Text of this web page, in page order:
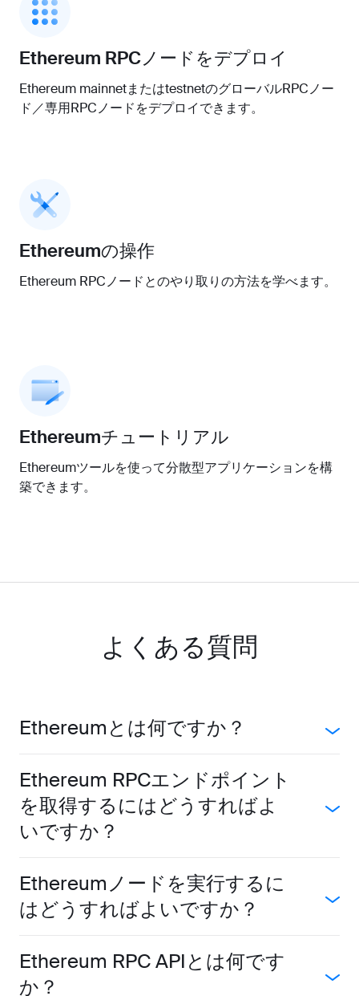
Ethereum RPCノードをデプロイ
Ethereum mainnetまたはtestnetのグローバルRPCノー
ド／専用RPCノードをデプロイできます。
Ethereumの操作
Ethereum RPCノードとのやり取りの方法を学べます。
Ethereumチュートリアル
Ethereumツールを使って分散型アプリケーションを構
築できます。
よくある質問
Ethereumとは何ですか？
Ethereum RPCエンドポイント
を取得するにはどうすればよ
いですか？
Ethereumノードを実行するに
はどうすればよいですか？
Ethereum RPC APIとは何です
か？